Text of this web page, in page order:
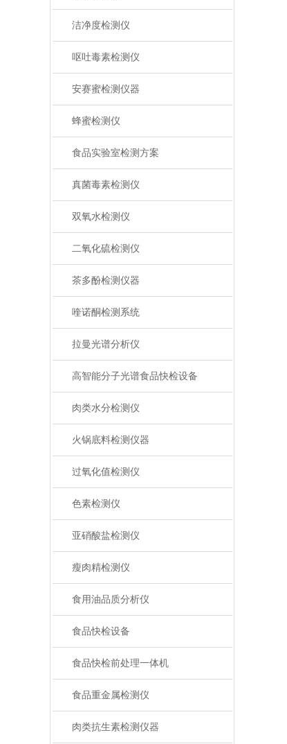
洁净度检测仪
呕吐毒素检测仪
安赛蜜检测仪器
蜂蜜检测仪
食品实验室检测方案
真菌毒素检测仪
双氧水检测仪
二氧化硫检测仪
茶多酚检测仪器
喹诺酮检测系统
拉曼光谱分析仪
高智能分子光谱食品快检设备
肉类水分检测仪
火锅底料检测仪器
过氧化值检测仪
色素检测仪
亚硝酸盐检测仪
瘦肉精检测仪
食用油品质分析仪
食品快检设备
食品快检前处理一体机
食品重金属检测仪
肉类抗生素检测仪器